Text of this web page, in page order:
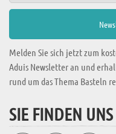
Melden Sie sich jetzt zum
Aduis Newsletter an und
rund um das Thema Basteln
SIE FINDEN